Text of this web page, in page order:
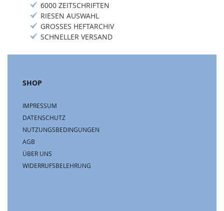
6000 ZEITSCHRIFTEN
RIESEN AUSWAHL
GROSSES HEFTARCHIV
SCHNELLER VERSAND
SHOP
IMPRESSUM
DATENSCHUTZ
NUTZUNGSBEDINGUNGEN
AGB
ÜBER UNS
WIDERRUFSBELEHRUNG